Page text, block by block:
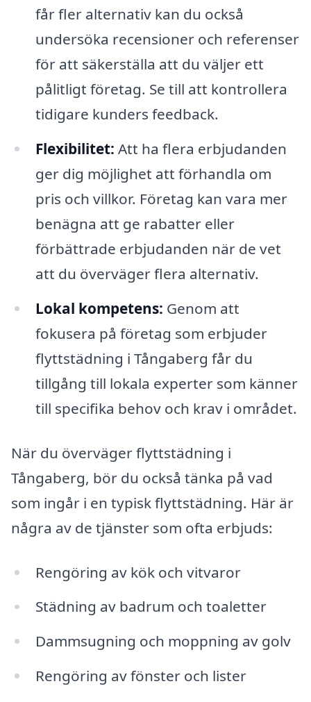
får fler alternativ kan du också
undersöka recensioner och referenser
för att säkerställa att du väljer ett
pålitligt företag. Se till att kontrollera
tidigare kunders feedback.
Flexibilitet: Att ha flera erbjudanden
ger dig möjlighet att förhandla om
pris och villkor. Företag kan vara mer
benägna att ge rabatter eller
förbättrade erbjudanden när de vet
att du överväger flera alternativ.
Lokal kompetens: Genom att
fokusera på företag som erbjuder
flyttstädning i Tångaberg får du
tillgång till lokala experter som känner
till specifika behov och krav i området.
När du överväger flyttstädning i
Tångaberg, bör du också tänka på vad
som ingår i en typisk flyttstädning. Här är
några av de tjänster som ofta erbjuds:
Rengöring av kök och vitvaror
Städning av badrum och toaletter
Dammsugning och moppning av golv
Rengöring av fönster och lister